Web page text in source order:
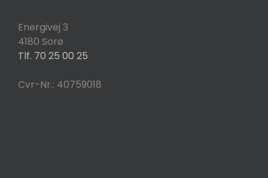
Energivej 3
4180 Sorø
Tlf. 70 25 00 25
Cvr-Nr.: 40759018